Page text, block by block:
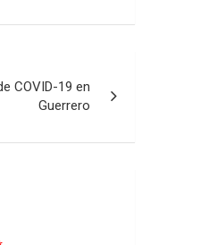
COVID-19 en
Guerrero